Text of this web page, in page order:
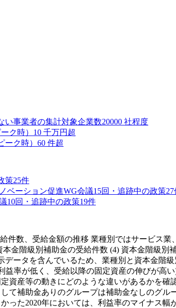
い事業者の集計対象企業数20000 社程度
ク時） 10 千万円超
ーク時） 60 件超
策25件
ベーション促進WG会議15回・追跡中の政策27
10回・追跡中の政策19件
件数、受給金額の推移 業種別ではサービス
金階級別補助金の受給件数 (4) 資本金階級
データを含んでいるため、業種別と資本金階
益率が低く、受給以降の固定資産の伸びが高
資産等の動きにどのような違いがあるかを
て補助金ありのグループは補助金なしのグ
った2020年においては、利益率のマイナス